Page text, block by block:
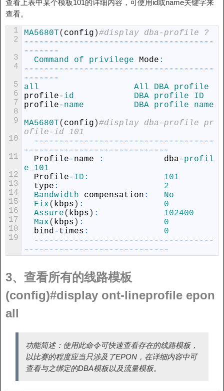
查看上表中某个模板101的详细内容，可使用id或name关键字来
查看。
1
2
3
4
5
6
7
8
9
10
11
12
13
14
15
16
17
18
19
MA5680T( config )#display dba-profile ?
-- -- -- -- -- -- -- -- -- -- -- -- -- -- -- -- -- -- --
-- -- -- -
Command of privilege Mode :
-- -- -- -- -- -- -- -- -- -- -- -- -- -- -- -- -- -- --
-- -- -- -
all All DBA profile
profile- id DBA profile ID
profile- name DBA profile name
MA5680T( config )#display dba-profile pr
ofile-id 101
-- -- -- -- -- -- -- -- -- -- -- -- -- -- -- -- -- --
-- -- -- -- -- -- -- -- -- -- -- -- -- -- -
Profile- name : dba- profil
e_101
Profile- ID :
101
type :
2
Bandwidth compensation :
No
Fix( kbps ) :
0
Assure( kbps ) :
102400
Max( kbps ) :
0
bind- times :
0
-- -- -- -- -- -- -- -- -- -- -- -- -- -- -- -- -- --
-- -- -- -- -- -- -- -- -- -- -- -- -- -- -
3、查看所有的线路模板
(config)#display ont-lineprofile epon
all
功能简述：使用此命令可快速查看存在的线路模板，
以比赛的程度应当只涉及了EPON，在详细内容中可
查看与之绑定的DBA模板以及流量模板。